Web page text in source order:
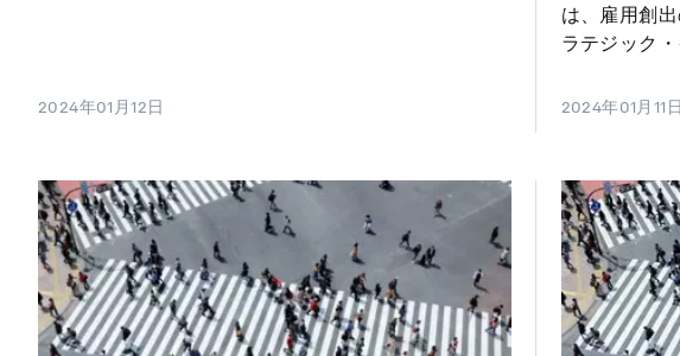
2024年01月12日
は、雇用創
ラテジック
2024年01月11日